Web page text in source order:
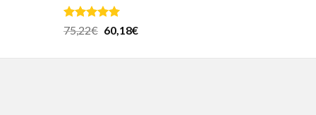
Valorado en
5.00
75,22€ 60,18€